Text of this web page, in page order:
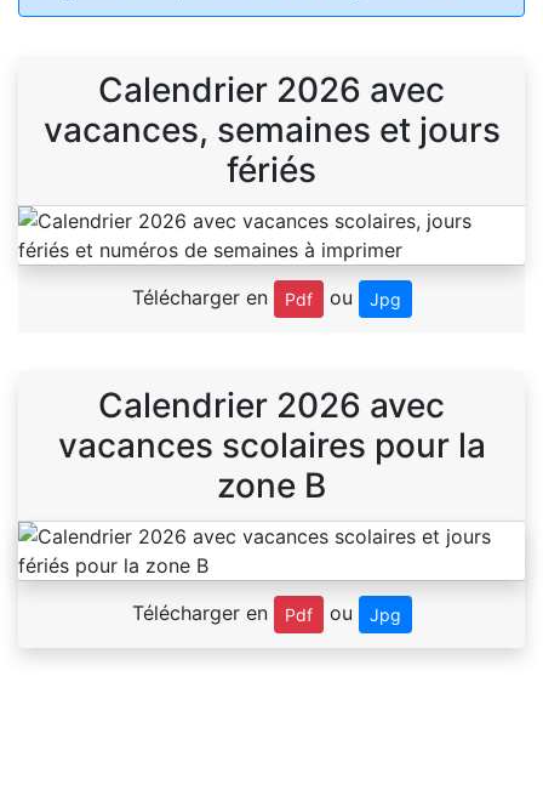
Calendrier 2026 avec
vacances, semaines et jours
fériés
Télécharger en Pdf ou Jpg
Calendrier 2026 avec
vacances scolaires pour la
zone B
Télécharger en Pdf ou Jpg